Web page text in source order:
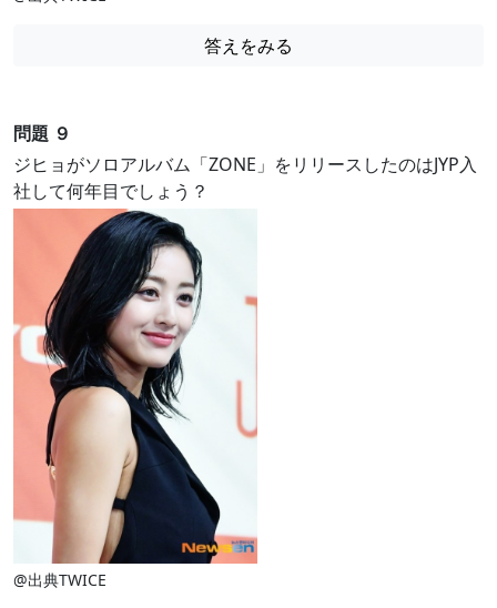
答えをみる
問題 ９
ジヒョがソロアルバム「ZONE」をリリースしたのはJYP入
社して何年目でしょう？
@出典TWICE